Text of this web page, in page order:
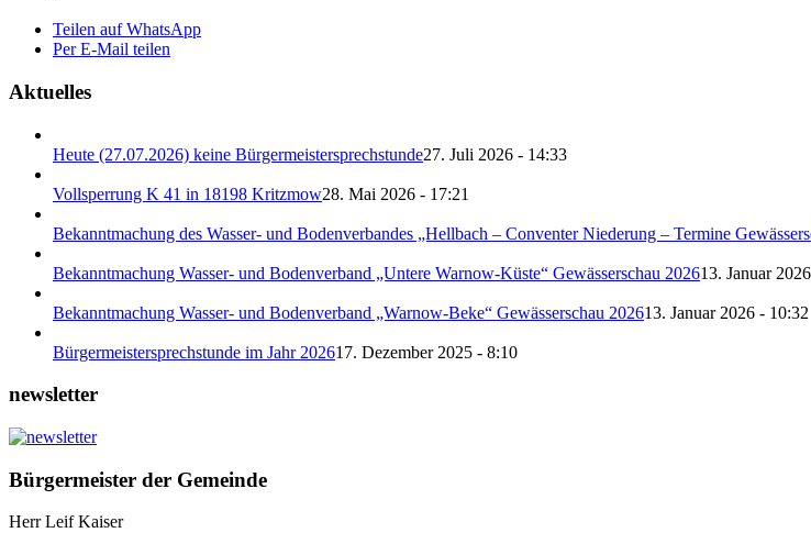
Teilen auf WhatsApp
Per E-Mail teilen
Aktuelles
Heute (27.07.2026) keine Bürgermeistersprechstunde27. Juli 2026 - 14:33
Vollsperrung K 41 in 18198 Kritzmow28. Mai 2026 - 17:21
Bekanntmachung des Wasser- und Bodenverbandes „Hellbach – Conventer Niederung – Termine
Bekanntmachung Wasser- und Bodenverband „Untere Warnow-Küste“ Gewässerschau 202613. Januar
Bekanntmachung Wasser- und Bodenverband „Warnow-Beke“ Gewässerschau 202613. Januar 2026 - 10:32
Bürgermeistersprechstunde im Jahr 202617. Dezember 2025 - 8:10
newsletter
Bürgermeister der Gemeinde
Herr Leif Kaiser